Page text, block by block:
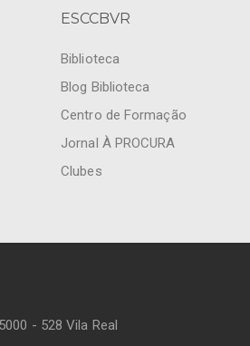
ESCCBVR
Biblioteca
Blog Biblioteca
Centro de Formação
Jornal À PROCURA
Clubes
- 528 Vila Real